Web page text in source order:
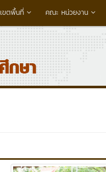
เขตพื้นที่ คณะ หน่วยงาน